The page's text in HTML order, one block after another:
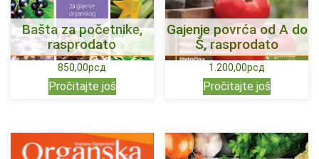
Bašta za početnike,
rasprodato
850,00рсд
Pročitajte još
Gajenje povrća od A do
Š, rasprodato
1.200,00рсд
Pročitajte još